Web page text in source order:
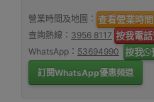
營業時間及地圖： 查看營業時
查詢熱線： 3956 8117 按我電
WhatsApp： 53694990 按我
訂閱WhatsApp優惠頻道